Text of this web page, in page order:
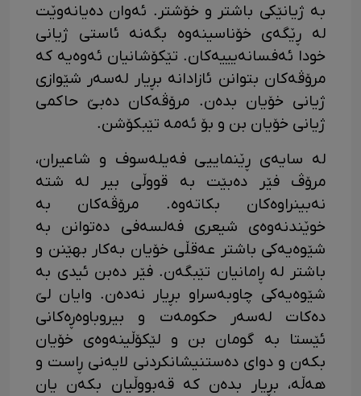
بە ژیانێکی باشتر و خۆشتر. ئەوان دەیانەوێت
لە ڕێگەی خۆناسینەوە بگەنە ئاستی ژیانی
خودا ئەفسانەیییەکان. تێکۆشانیان ئەوەیە کە
مرۆڤەکان بتوانن ئازادانە بڕیار لەسەر شێوازی
ژیانی خۆیان بدەن. مرۆڤەکان دەبێ حاکمی
ژیانی خۆیان بن و بۆ ئەمە تێبکۆشن.
لە سایەی ڕێنماییی فەیلەسوف و شاعیران،
مرۆڤ فێر دەبێت بە قووڵی بیر لە شتە
نەبینراوەکان بکاتەوە. مرۆڤەکان بە
خوێندنەوەی شیعری فەلسەفی دەتوانن بە
شێوەیەکی باشتر عەقڵی خۆیان بەکار بهێنن و
باشتر لە ڕامانیان تێبگەن. فێر دەبن ئیدی بە
شێوەیەکی چاوبەسراو بڕیار نەدەن. وایان لێ
دەکات لەسەر حکومەت و بیروباوەڕەکانی
ئێستا بە گومان بن و لێکۆڵینەوەی خۆیان
بکەن و دوای دەستنیشانکردنی لایەنی ڕاست و
هەڵە، بڕیار بدەن کە قەبووڵیان بکەن یان